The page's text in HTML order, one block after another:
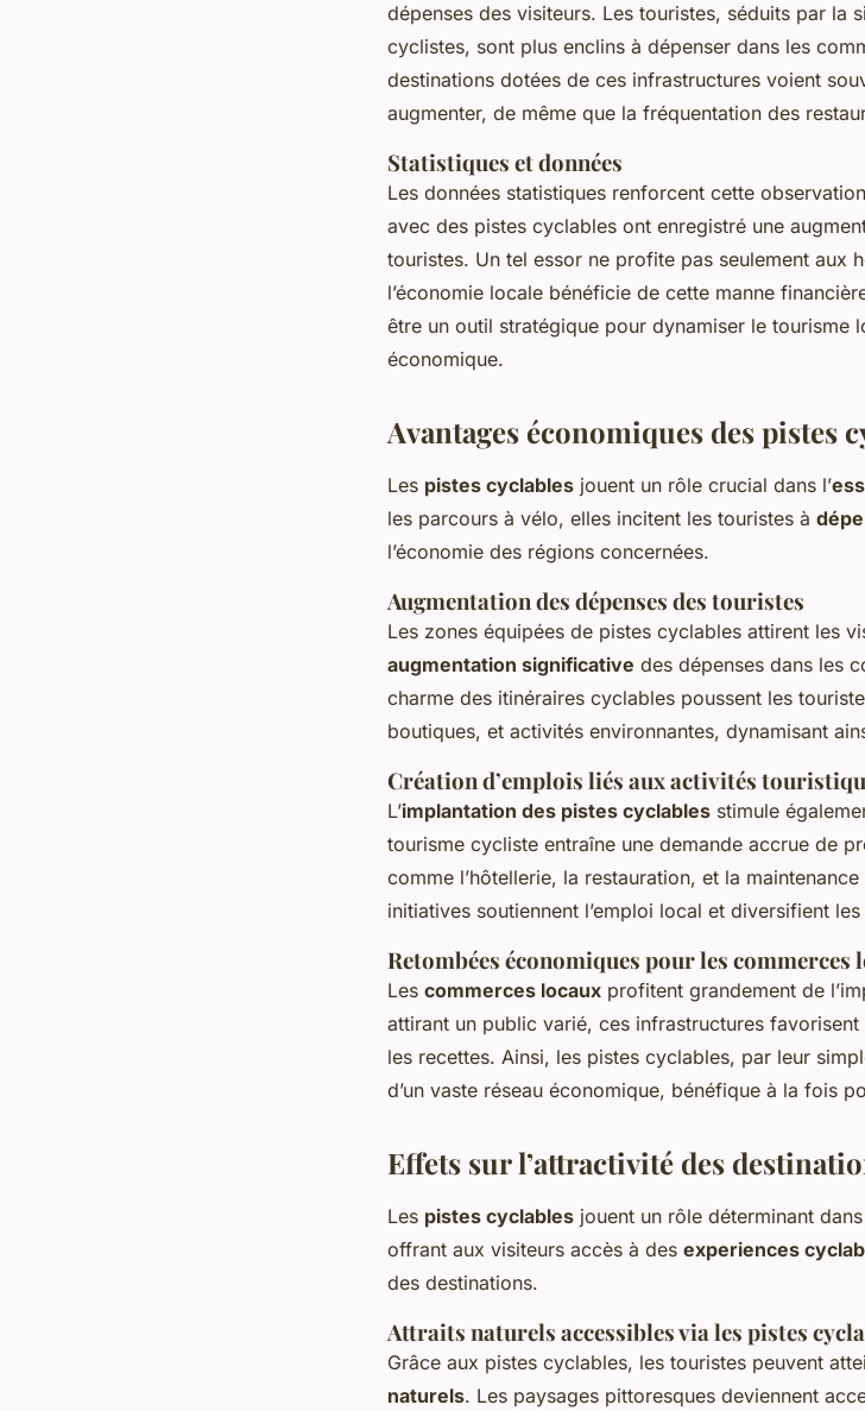
dépenses des visiteurs. Les touristes, séduits par la
cyclistes, sont plus enclins à dépenser dans les
destinations dotées de ces infrastructures voient
augmenter, de même que la fréquentation des
Statistiques et données
Les données statistiques renforcent cette
avec des pistes cyclables ont enregistré une
touristes. Un tel essor ne profite pas seulement aux
l’économie locale bénéficie de cette manne
être un outil stratégique pour dynamiser le tourisme
économique.
Avantages économiques des pistes
Les pistes cyclables jouent un rôle crucial dans l’
les parcours à vélo, elles incitent les touristes à
l’économie des régions concernées.
Augmentation des dépenses des touristes
Les zones équipées de pistes cyclables attirent les
augmentation significative des dépenses dans les
charme des itinéraires cyclables poussent les
boutiques, et activités environnantes, dynamisant
Création d’emplois liés aux activités
L’implantation des pistes cyclables stimule
tourisme cycliste entraîne une demande accrue de
comme l’hôtellerie, la restauration, et la
initiatives soutiennent l’emploi local et diversifient
Retombées économiques pour les commerces
Les commerces locaux profitent grandement de
attirant un public varié, ces infrastructures
les recettes. Ainsi, les pistes cyclables, par leur
d’un vaste réseau économique, bénéfique à la fois
Effets sur l’attractivité des
Les pistes cyclables jouent un rôle déterminant
offrant aux visiteurs accès à des experiences
des destinations.
Attraits naturels accessibles via les pistes
Grâce aux pistes cyclables, les touristes peuvent
naturels. Les paysages pittoresques deviennent